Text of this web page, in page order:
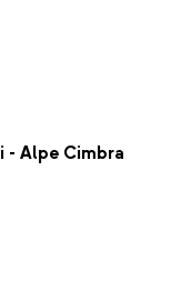
- Alpe Cimbra